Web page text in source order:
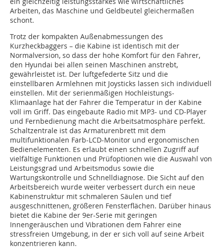
Arbeiten, das Maschine und Geldbeutel gleichermaßen
schont.
Trotz der kompakten Außenabmessungen des
Kurzheckbaggers – die Kabine ist identisch mit der
Normalversion, so dass der hohe Komfort für den Fahrer,
den Hyundai bei allen seinen Maschinen anstrebt,
gewährleistet ist. Der luftgefederte Sitz und die
einstellbaren Armlehnen mit Joysticks lassen sich individuell
einstellen. Mit der serienmäßigen Hochleistungs-
Klimaanlage hat der Fahrer die Temperatur in der Kabine
voll im Griff. Das eingebaute Radio mit MP3- und CD-Player
und Fernbedienung macht die Arbeitsatmosphäre perfekt.
Schaltzentrale ist das Armaturenbrett mit dem
multifunktionalen Farb-LCD-Monitor und ergonomischen
Bedienelementen. Es erlaubt einen schnellen Zugriff auf
vielfältige Funktionen und Prüfoptionen wie die Auswahl von
Leistungsgrad und Arbeitsmodus sowie die
Wartungskontrolle und Schnelldiagnose. Die Sicht auf den
Arbeitsbereich wurde weiter verbessert durch ein neue
Kabinenstruktur mit schmaleren Säulen und tief
ausgeschnittenen, größeren Fensterflächen. Darüber hinaus
bietet die Kabine der 9er-Serie mit geringen
Innengeräuschen und Vibrationen dem Fahrer eine
stressfreien Umgebung, in der er sich voll auf seine Arbeit
konzentrieren kann.